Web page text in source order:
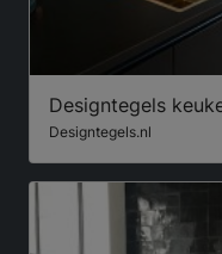
Designtegels
Designtegels.nl